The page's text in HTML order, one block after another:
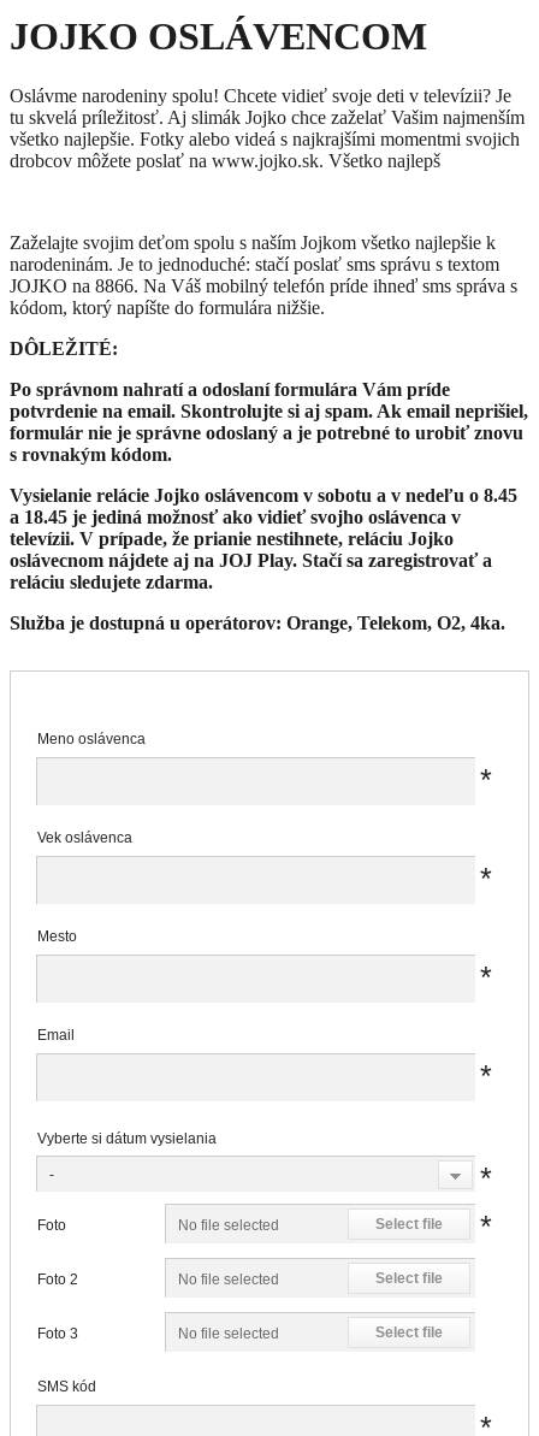
JOJKO OSLÁVENCOM
Oslávme narodeniny spolu! Chcete vidieť svoje deti v televízii? Je
tu skvelá príležitosť. Aj slimák Jojko chce zaželať Vašim najmenším
všetko najlepšie. Fotky alebo videá s najkrajšími momentmi svojich
drobcov môžete poslať na www.jojko.sk. Všetko najlepš
Zaželajte svojim deťom spolu s naším Jojkom všetko najlepšie k
narodeninám. Je to jednoduché: stačí poslať sms správu s textom
JOJKO na 8866. Na Váš mobilný telefón príde ihneď sms správa s
kódom, ktorý napíšte do formulára nižšie.
DÔLEŽITÉ:
Po správnom nahratí a odoslaní formulára Vám príde
potvrdenie na email. Skontrolujte si aj spam. Ak email neprišiel,
formulár nie je správne odoslaný a je potrebné to urobiť znovu
s rovnakým kódom.
Vysielanie relácie Jojko oslávencom v sobotu a v nedeľu o 8.45
a 18.45 je jediná možnosť ako vidieť svojho oslávenca v
televízii. V prípade, že prianie nestihnete, reláciu Jojko
oslávecnom nájdete aj na JOJ Play. Stačí sa zaregistrovať a
reláciu sledujete zdarma.
Služba je dostupná u operátorov: Orange, Telekom, O2, 4ka.